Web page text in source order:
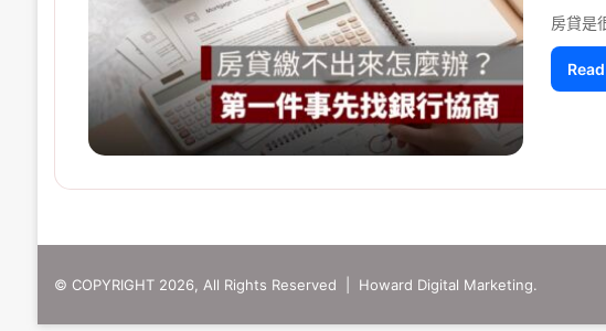
房貸是
© COPYRIGHT 2026, All Rights Reserved | Howard Digital Marketing.